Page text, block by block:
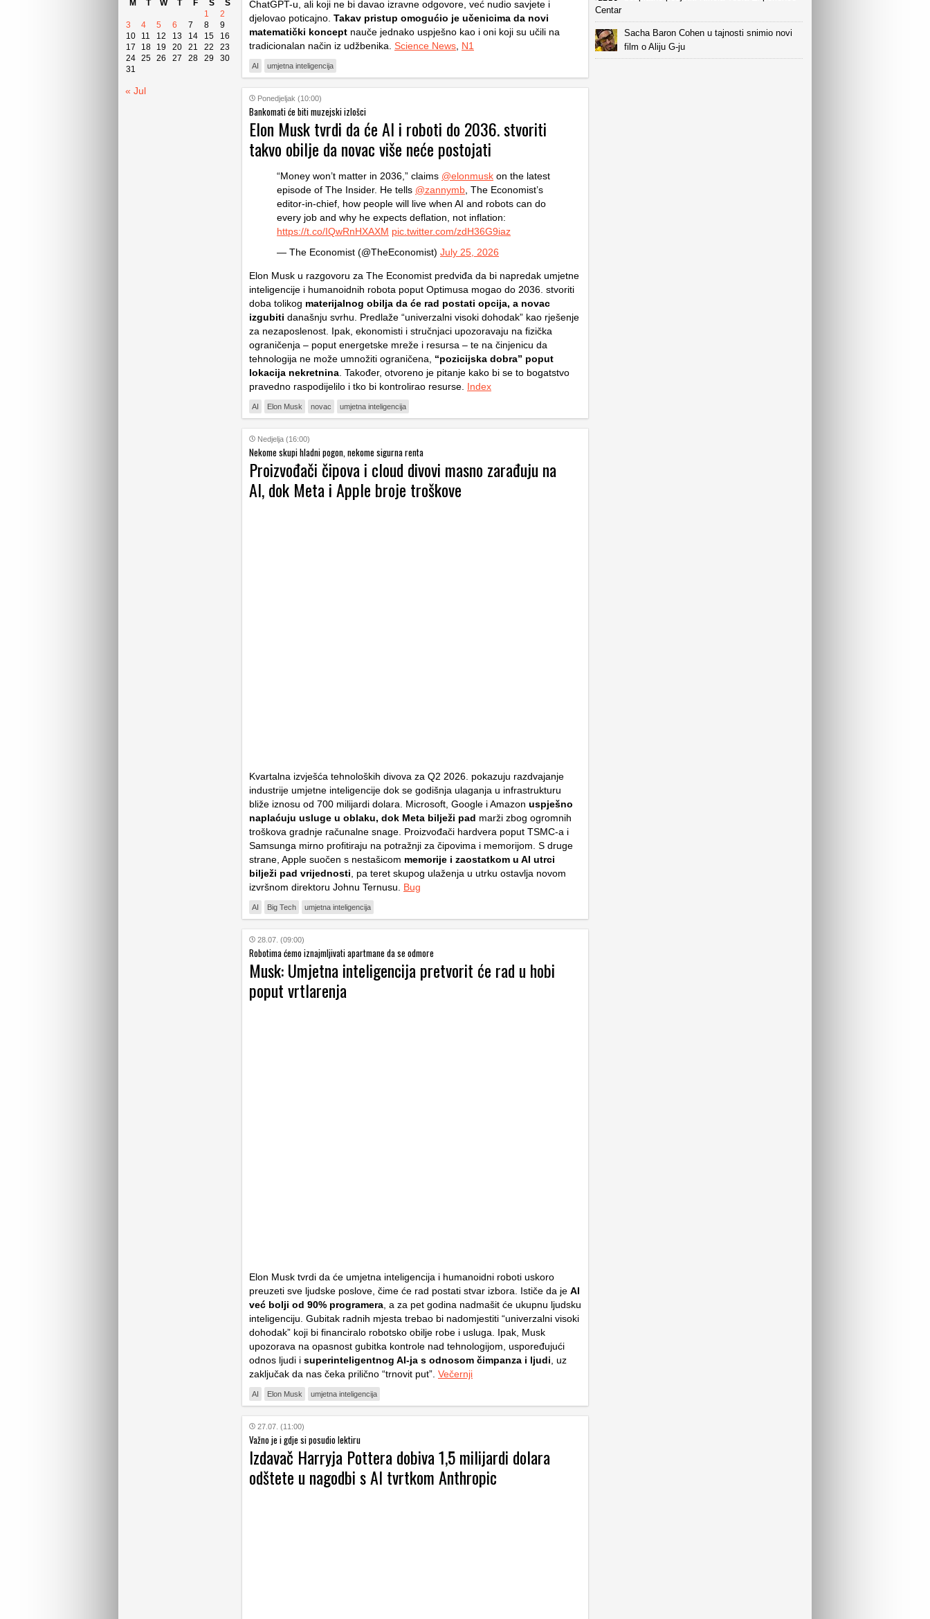
M
T W T F S
S
1
2
3
4 5 6 7 8
9
10
11 12 13 14 15
16
17
18 19 20 21 22
23
24 25 26 27 28 29
30
31
« Jul
ChatGPT-u, ali koji ne bi davao izravne odgovore, već nudio savjete i
djelovao poticajno. Takav pristup omogućio je učenicima da novi
matematički koncept nauče jednako uspješno kao i oni koji su učili na
tradicionalan način iz udžbenika. Science News N1
AI umjetna inteligencija
Ponedjeljak (10:00)
Bankomati će biti muzejski izlošci
Elon Musk tvrdi da će AI i roboti do 2036. stvoriti
takvo obilje da novac više neće postojati
“Money won’t matter in 2036,” claims @elonmusk on the latest
episode of The Insider. He tells @zannymb , The Economist’s
editor-in-chief, how people will live when AI and robots can do
every job and why he expects deflation, not inflation:
https://t.co/IQwRnHXAXM pic.twitter.com/zdH36G9iaz
— The Economist (@TheEconomist) July 25, 2026
Elon Musk u razgovoru za The Economist predviđa da bi napredak umjetne
inteligencije i humanoidnih robota poput Optimusa mogao do 2036. stvoriti
doba tolikog materijalnog obilja da će rad postati opcija, a novac
izgubiti današnju svrhu. Predlaže “univerzalni visoki dohodak” kao rješenje
za nezaposlenost. Ipak, ekonomisti i stručnjaci upozoravaju na fizička
ograničenja – poput energetske mreže i resursa – te na činjenicu da
tehnologija ne može umnožiti ograničena, “pozicijska dobra” poput
lokacija nekretnina . Također, otvoreno je pitanje kako bi se to bogatstvo
pravedno raspodijelilo i tko bi kontrolirao resurse. Index
AI Elon Musk novac umjetna inteligencija
Nedjelja (16:00)
Nekome skupi hladni pogon, nekome sigurna renta
Proizvođači čipova i cloud divovi masno zarađuju na
AI, dok Meta i Apple broje troškove
Kvartalna izvješća tehnoloških divova za Q2 2026. pokazuju razdvajanje
industrije umjetne inteligencije dok se godišnja ulaganja u infrastrukturu
bliže iznosu od 700 milijardi dolara. Microsoft, Google i Amazon uspješno
naplaćuju usluge u oblaku, dok Meta bilježi pad marži zbog ogromnih
troškova gradnje računalne snage. Proizvođači hardvera poput TSMC-a i
Samsunga mirno profitiraju na potražnji za čipovima i memorijom. S druge
strane, Apple suočen s nestašicom memorije i zaostatkom u AI utrci
bilježi pad vrijednosti , pa teret skupog ulaženja u utrku ostavlja novom
izvršnom direktoru Johnu Ternusu. Bug
AI Big Tech umjetna inteligencija
28.07. (09:00)
Robotima ćemo iznajmljivati apartmane da se odmore
Musk: Umjetna inteligencija pretvorit će rad u hobi
poput vrtlarenja
Elon Musk tvrdi da će umjetna inteligencija i humanoidni roboti uskoro
preuzeti sve ljudske poslove, čime će rad postati stvar izbora. Ističe da je AI
već bolji od 90% programera , a za pet godina nadmašit će ukupnu ljudsku
inteligenciju. Gubitak radnih mjesta trebao bi nadomjestiti “univerzalni visoki
dohodak” koji bi financiralo robotsko obilje robe i usluga. Ipak, Musk
upozorava na opasnost gubitka kontrole nad tehnologijom, uspoređujući
odnos ljudi i superinteligentnog AI-ja s odnosom čimpanza i ljudi , uz
zaključak da nas čeka prilično “trnovit put”. Večernji
AI Elon Musk umjetna inteligencija
27.07. (11:00)
Važno je i gdje si posudio lektiru
Izdavač Harryja Pottera dobiva 1,5 milijardi dolara
odštete u nagodbi s AI tvrtkom Anthropic
Centar
Sacha Baron Cohen u tajnosti snimio novi
film o Aliju G-ju